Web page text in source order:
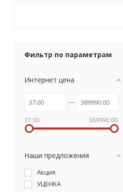
Фильтр по параметрам
Интернет цена
37.00 389990.00
Наши предложения
Акция
УЦЕНКА